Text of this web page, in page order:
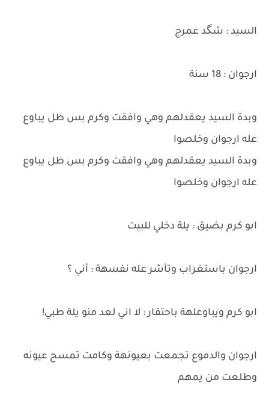
السيد : شگد عمرج
ارجوان : 18 سنة
وبدة السيد يعقدلهم وهي وافقت وكرم بس ظل يباوع
عله ارجوان وخلصوا
وبدة السيد يعقدلهم وهي وافقت وكرم بس ظل يباوع
عله ارجوان وخلصوا
ابو كرم بضيق : يلة دخلي للبيت
ارجوان باستغراب وتأشر عله نفسهة : أني ؟
ابو كرم ويباوعلهة باحتقار : لا اني لعد منو يلة طبي!
ارجوان والدموع تجمعت بعيونهة وكامت تمسح عيونه
وطلعت من يمهم